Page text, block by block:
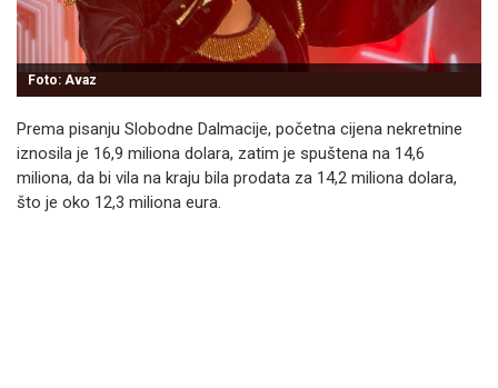
Foto: Avaz
Prema pisanju Slobodne Dalmacije, početna cijena nekretnine
iznosila je 16,9 miliona dolara, zatim je spuštena na 14,6
miliona, da bi vila na kraju bila prodata za 14,2 miliona dolara,
što je oko 12,3 miliona eura.